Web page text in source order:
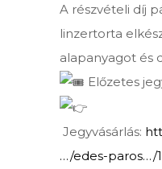
A részvételi díj
linzertorta
alapanyagot és
Előzetes
Jegyvásárlás:
…/edes-paros…/